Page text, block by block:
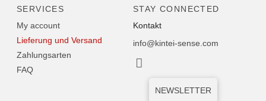
SERVICES
My account
Lieferung und Versand
Zahlungsarten
FAQ
STAY CONNECTED
Kontakt
info@kintei-sense.com
NEWSLETTER